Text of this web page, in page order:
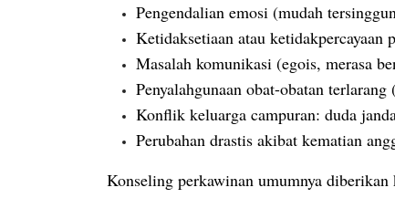
Pengendalian emosi (mudah
Ketidaksetiaan atau ketidakpercayaan
Masalah komunikasi (egois, merasa
Penyalahgunaan obat-obatan
Konflik keluarga campuran: duda
Perubahan drastis akibat kematian
Konseling perkawinan umumnya